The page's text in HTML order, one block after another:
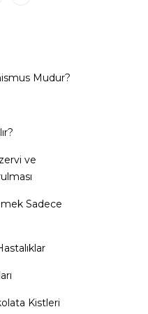
Mudur?
ve
Sadece
Kistleri